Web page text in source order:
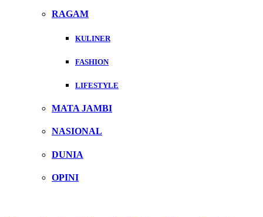
RAGAM
KULINER
FASHION
LIFESTYLE
MATA JAMBI
NASIONAL
DUNIA
OPINI